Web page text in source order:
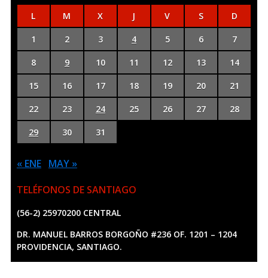
L M X J V S D
1 2 3 4 5 6 7
8 9 10 11 12 13 14
15 16 17 18 19 20 21
22 23 24 25 26 27 28
29 30 31
« ENE MAY »
TELÉFONOS DE SANTIAGO
(56-2) 25970200 CENTRAL
DR. MANUEL BARROS BORGOÑO #236 OF. 1201 – 1204
PROVIDENCIA, SANTIAGO.